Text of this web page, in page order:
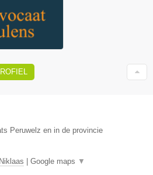
Peruwelz en in de provincie
Google maps ▼